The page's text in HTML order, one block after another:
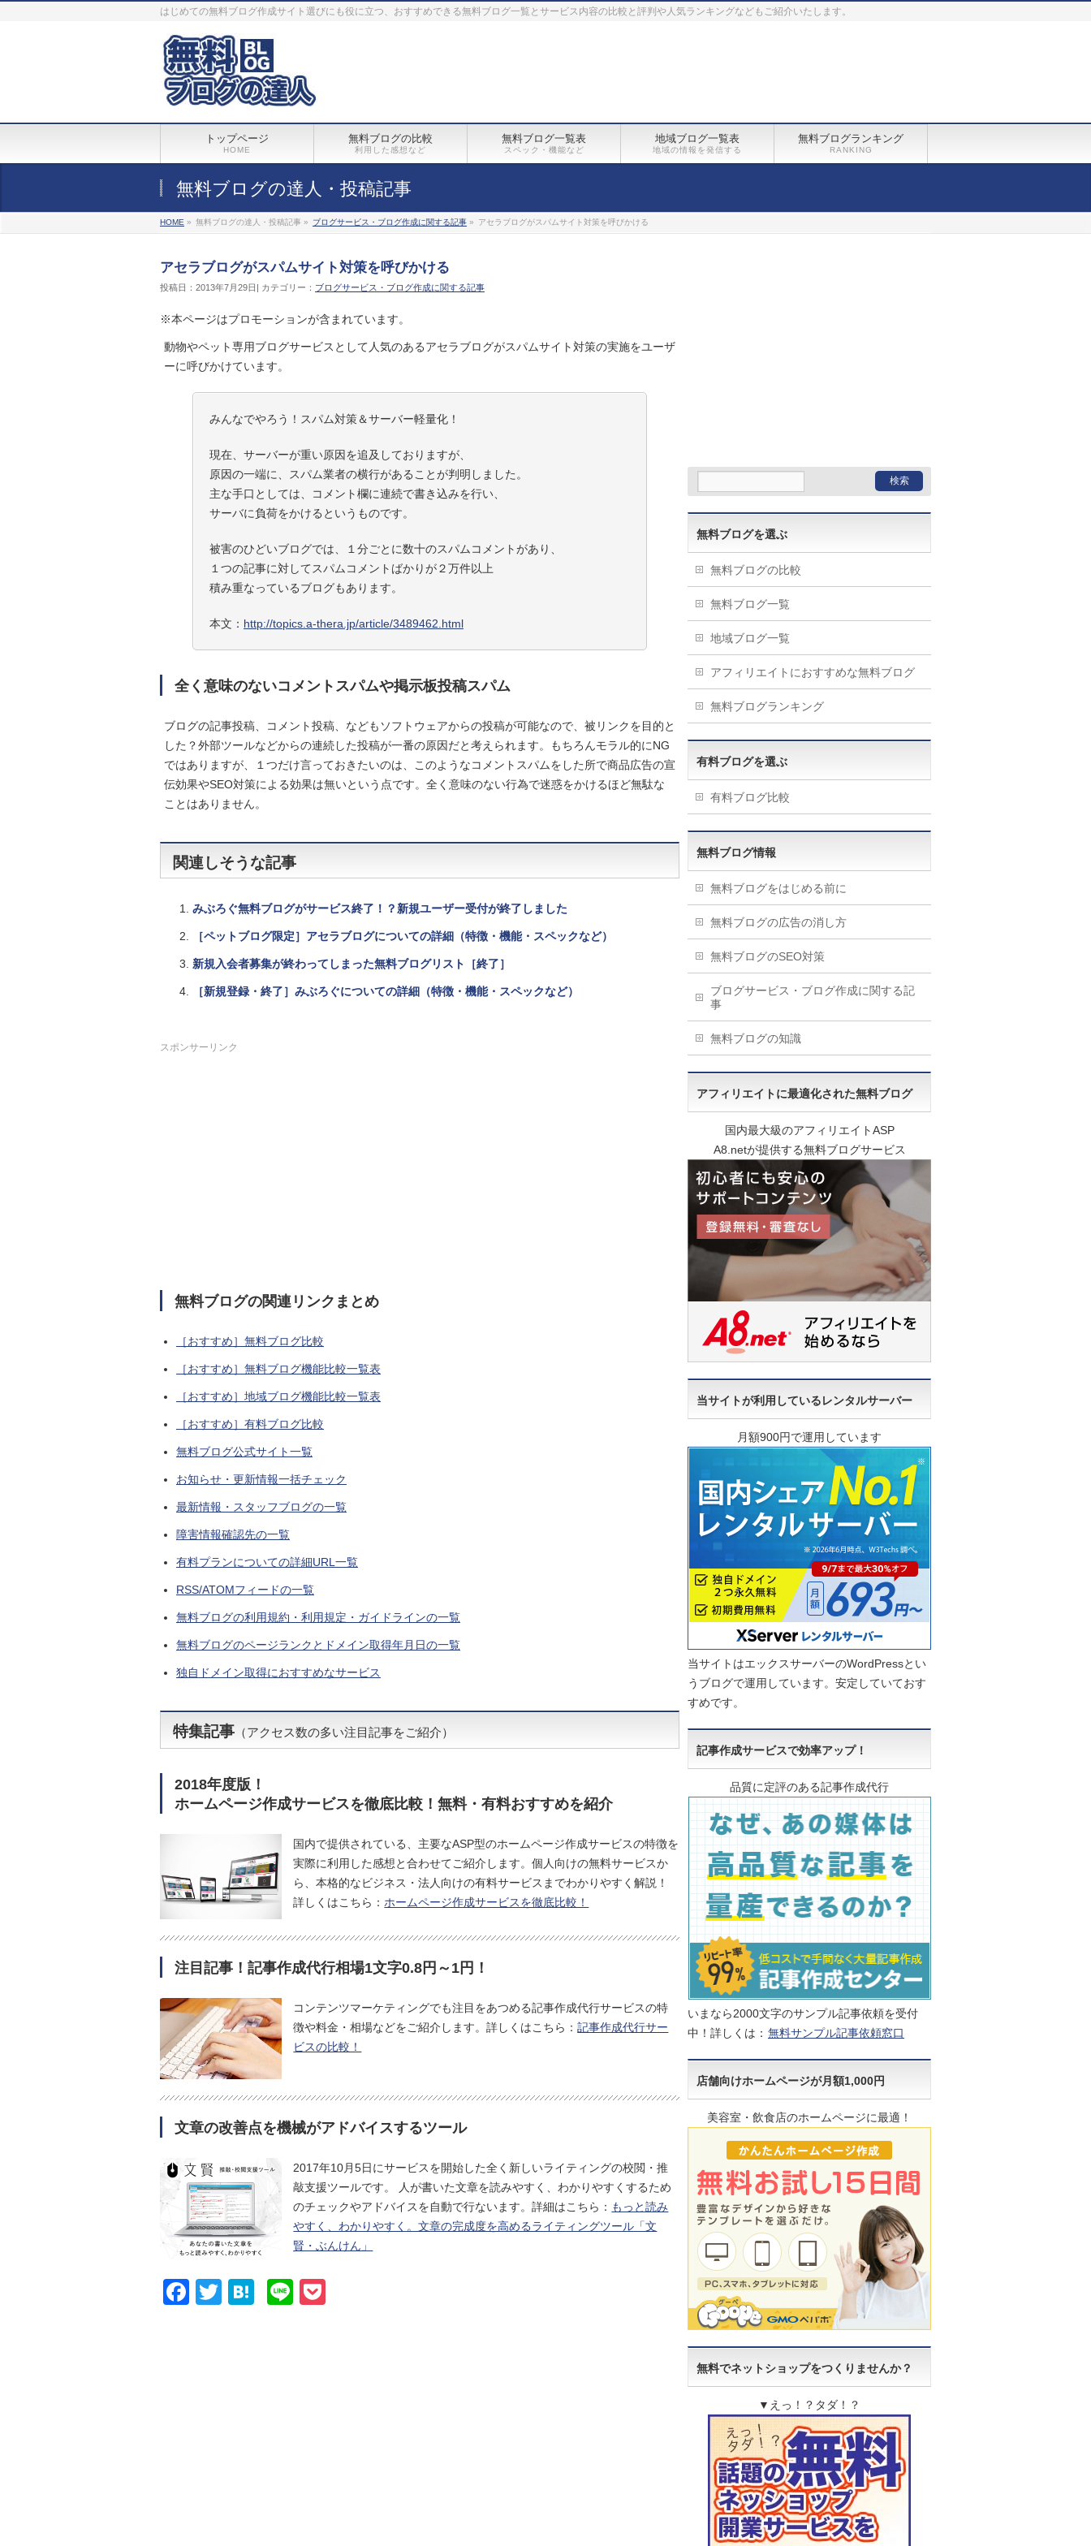
はじめての無料ブログ作成サイト選びにも役に立つ、おすすめできる無料ブログ一覧とサービス内容の比較と評判や人気ランキングなどもご紹介いたします。
トップページ
HOME
無料ブログの比較
利用した感想など
無料ブログ一覧表
スペック・機能など
地域ブログ一覧表
地域の情報を発信する
無料ブログランキング
RANKING
無料ブログの達人・投稿記事
HOME » 無料ブログの達人・投稿記事 » ブログサービス・ブログ作成に関する記事 » アセラブログがスパムサイト対策を呼びかける
アセラブログがスパムサイト対策を呼びかける
投稿日：2013年7月29日| カテゴリー： ブログサービス・ブログ作成に関する記事
動物やペット専用ブログサービスとして人気のあるアセラブログがスパムサイト対策の実施をユーザ
ーに呼びかけています。
みんなでやろう！スパム対策＆サーバー軽量化！
現在、サーバーが重い原因を追及しておりますが、
原因の一端に、スパム業者の横行があることが判明しました。
主な手口としては、コメント欄に連続で書き込みを行い、
サーバに負荷をかけるというものです。
被害のひどいブログでは、１分ごとに数十のスパムコメントがあり、
１つの記事に対してスパムコメントばかりが２万件以上
積み重なっているブログもあります。
本文： http://topics.a-thera.jp/article/3489462.html
全く意味のないコメントスパムや掲示板投稿スパム
ブログの記事投稿、コメント投稿、などもソフトウェアからの投稿が可能なので、被リンクを目的と
した？外部ツールなどからの連続した投稿が一番の原因だと考えられます。もちろんモラル的にNG
ではありますが、１つだけ言っておきたいのは、このようなコメントスパムをした所で商品広告の宣
伝効果やSEO対策による効果は無いという点です。全く意味のない行為で迷惑をかけるほど無駄な
ことはありません。
関連しそうな記事
みぶろぐ無料ブログがサービス終了！？新規ユーザー受付が終了しました
［ペットブログ限定］アセラブログについての詳細（特徴・機能・スペックなど）
新規入会者募集が終わってしまった無料ブログリスト［終了］
［新規登録・終了］みぶろぐについての詳細（特徴・機能・スペックなど）
スポンサーリンク
無料ブログの関連リンクまとめ
［おすすめ］無料ブログ比較
［おすすめ］無料ブログ機能比較一覧表
［おすすめ］地域ブログ機能比較一覧表
［おすすめ］有料ブログ比較
無料ブログ公式サイト一覧
お知らせ・更新情報一括チェック
最新情報・スタッフブログの一覧
障害情報確認先の一覧
有料プランについての詳細URL一覧
RSS/ATOMフィードの一覧
無料ブログの利用規約・利用規定・ガイドラインの一覧
無料ブログのページランクとドメイン取得年月日の一覧
独自ドメイン取得におすすめなサービス
特集記事 （アクセス数の多い注目記事をご紹介）
2018年度版！
ホームページ作成サービスを徹底比較！無料・有料おすすめを紹介
国内で提供されている、主要なASP型のホームページ作成サービスの特徴を
実際に利用した感想と合わせてご紹介します。個人向けの無料サービスか
ら、本格的なビジネス・法人向けの有料サービスまでわかりやすく解説！
詳しくはこちら： ホームページ作成サービスを徹底比較！
注目記事！記事作成代行相場1文字0.8円～1円！
コンテンツマーケティングでも注目をあつめる記事作成代行サービスの特
徴や料金・相場などをご紹介します。詳しくはこちら：記事作成代行サー
ビスの比較！
文章の改善点を機械がアドバイスするツール
2017年10月5日にサービスを開始した全く新しいライティングの校閲・推
敲支援ツールです。 人が書いた文章を読みやすく、わかりやすくするため
のチェックやアドバイスを自動で行ないます。詳細はこちら： もっと読み
やすく、わかりやすく。文章の完成度を高めるライティングツール「文
賢・ぶんけん」
Facebook
TwitterHatena
Line
無料ブログを選ぶ
無料ブログの比較
無料ブログ一覧
地域ブログ一覧
アフィリエイトにおすすめな無料ブログ
無料ブログランキング
有料ブログを選ぶ
有料ブログ比較
無料ブログ情報
無料ブログをはじめる前に
無料ブログの広告の消し方
無料ブログのSEO対策
ブログサービス・ブログ作成に関する記
事
無料ブログの知識
アフィリエイトに最適化された無料ブログ
国内最大級のアフィリエイトASP
A8.netが提供する無料ブログサービス
当サイトが利用しているレンタルサーバー
月額900円で運用しています
当サイトはエックスサーバーのWordPressとい
うブログで運用しています。安定していておす
すめです。
記事作成サービスで効率アップ！
品質に定評のある記事作成代行
いまなら2000文字のサンプル記事依頼を受付
中！詳しくは： 無料サンプル記事依頼窓口
店舗向けホームページが月額1,000円
美容室・飲食店のホームページに最適！
無料でネットショップをつくりませんか？
▼えっ！？タダ！？